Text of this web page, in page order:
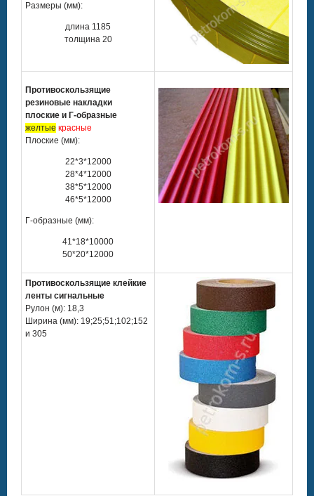
Размеры (мм):
длина 1185
толщина 20
Противоскользящие
резиновые накладки
плоские и Г-образные
желтые красные
Плоские (мм):
22*3*12000
28*4*12000
38*5*12000
46*5*12000
Г-образные (мм):
41*18*10000
50*20*12000
Противоскользящие клейкие
ленты сигнальные
Рулон (м): 18,3
Ширина (мм): 19;25;51;102;152
и 305